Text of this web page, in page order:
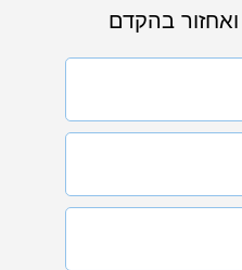
בהקדם